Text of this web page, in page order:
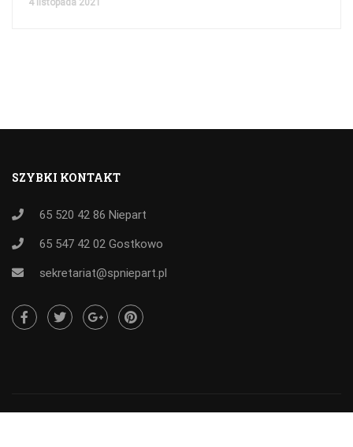
4 listopada 2021
SZYBKI KONTAKT
65 520 42 86 Niepart
65 547 42 02 Gostkowo
sekretariat@spniepart.pl